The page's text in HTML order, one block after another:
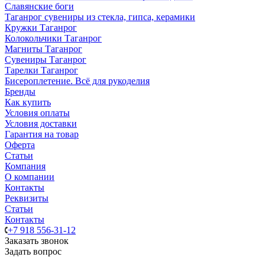
Славянские боги
Таганрог сувениры из стекла, гипса, керамики
Кружки Таганрог
Колокольчики Таганрог
Магниты Таганрог
Сувениры Таганрог
Тарелки Таганрог
Бисероплетение. Всё для рукоделия
Бренды
Как купить
Условия оплаты
Условия доставки
Гарантия на товар
Оферта
Статьи
Компания
О компании
Контакты
Реквизиты
Статьи
Контакты
+7 918 556-31-12
Заказать звонок
Задать вопрос